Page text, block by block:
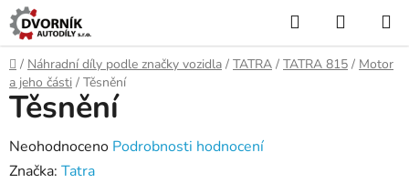
Přejít
na
obsah
Hledat
KOŠÍK
Domů
/ Náhradní díly podle značky vozidla / TATRA / TATRA 815 / Motor
a jeho části / Těsnění
Těsnění
Průměrné
hodnocení
Neohodnoceno Podrobnosti hodnocení
Značka: Tatra